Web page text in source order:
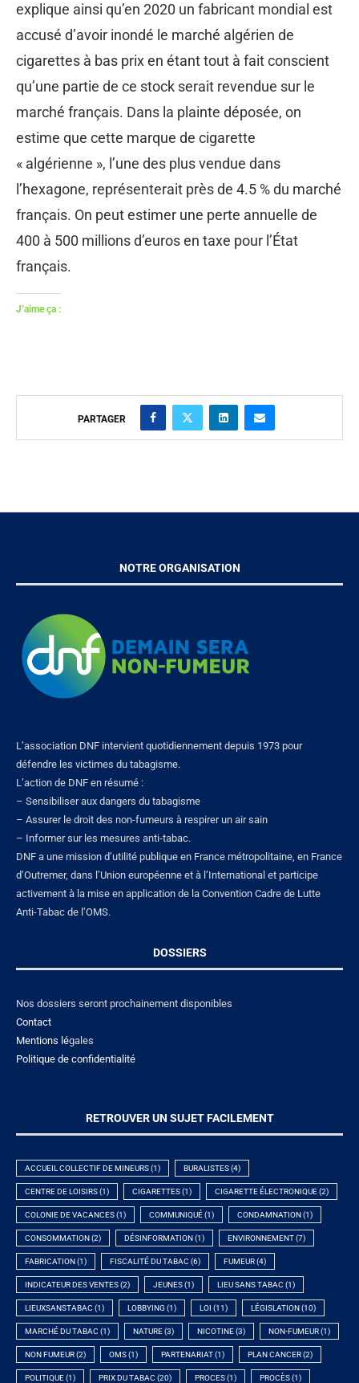
explique ainsi qu’en 2020 un fabricant mondial est
accusé d’avoir inondé le marché algérien de
cigarettes à bas prix en étant tout à fait conscient
qu’une partie de ce stock serait revendue sur le
marché français. Dans la plainte déposée, on
estime que cette marque de cigarette
« algérienne », l’une des plus vendue dans
l’hexagone, représenterait près de 4.5 % du marché
français. On peut estimer une perte annuelle de
400 à 500 millions d’euros en taxe pour l’État
français.
J’aime ça :
PARTAGER
NOTRE ORGANISATION
L’association DNF intervient quotidiennement depuis 1973 pour
défendre les victimes du tabagisme.
L’action de DNF en résumé :
– Sensibiliser aux dangers du tabagisme
– Assurer le droit des non-fumeurs à respirer un air sain
– Informer sur les mesures anti-tabac.
DNF a une mission d’utilité publique en France métropolitaine, en France
d’Outremer, dans l’Union européenne et à l’International et participe
activement à la mise en application de la Convention Cadre de Lutte
Anti-Tabac de l’OMS.
DOSSIERS
Nos dossiers seront prochainement disponibles
Contact
Mentions légales
Politique de confidentialité
RETROUVER UN SUJET FACILEMENT
ACCUEIL COLLECTIF DE MINEURS(1) BURALISTES(4)
CENTRE DE LOISIRS(1) CIGARETTES(1) CIGARETTE ÉLECTRONIQUE(2)
COLONIE DE VACANCES(1) COMMUNIQUÉ(1) CONDAMNATION(1)
CONSOMMATION(2) DÉSINFORMATION(1) ENVIRONNEMENT(7)
FABRICATION(1) FISCALITÉ DU TABAC (6) FUMEUR(4)
INDICATEUR DES VENTES(2) JEUNES(1) LIEU SANS TABAC (1)
LIEUXSANSTABAC (1) LOBBYING (1) LOI (11) LÉGISLATION(10)
MARCHÉ DU TABAC (1) NATURE(3) NICOTINE(3) NON-FUMEUR(1)
NON FUMEUR(2) OMS(1) PARTENARIAT(1) PLAN CANCER(2)
POLITIQUE(1) PRIX DU TABAC (20) PROCES(1) PROCÈS(1)